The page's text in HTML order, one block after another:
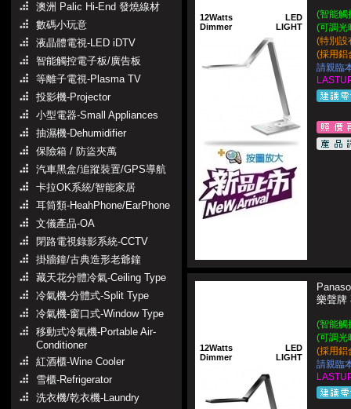
澳洲 Palic Hi-End 發燒線材
數碼小玩意
液晶體電視-LED iDTV
智能觸控電子板/廣告板
等離子電視-Plasma TV
投影機-Projector
小型電器-Small Appliances
抽濕機-Dehumidifier
保險箱 / 防盜夾萬
汽車黑盒/追蹤裝置/GPS導航
卡拉OK系統/智能家居
耳筒類-HeahPhone/EarPhone
文儀產品-OA
閉路電視錄影系統-CCTV
掛牆鐘/古典造形老爺鐘
藏天花分體冷氣-Ceiling Type
冷氣機-分體式-Split Type
冷氣機-窗口式-Window Type
移動式冷氣機-Portable Air-
Conditioner
紅酒櫃-Wine Cooler
雪櫃-Refrigerator
洗衣機/乾衣機-Laundry
12Watts
Dimmer
LED
LIGHT
(智能觸
(可調光
(特別設
(採用鋁
請親臨
12Watts
Dimmer
LED
LIGHT
樂聲牌
(智能觸
(可調光
(採用鋁
請親臨